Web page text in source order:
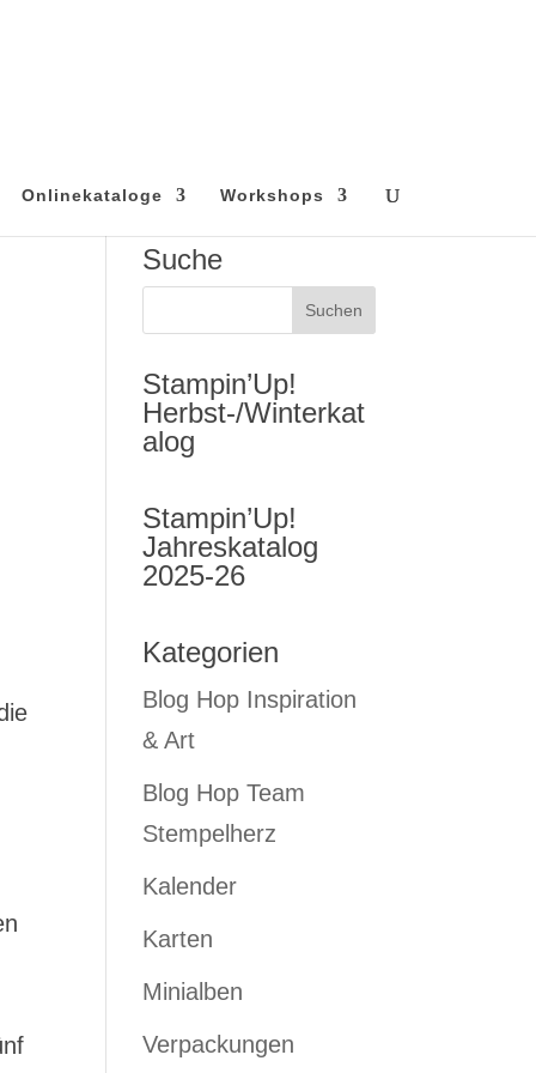
Onlinekataloge Workshops
Suche
Stampin’Up!
Herbst-/Winterkat
alog
Stampin’Up!
Jahreskatalog
2025-26
Kategorien
Blog Hop Inspiration
& Art
Blog Hop Team
Stempelherz
Kalender
Karten
Minialben
Verpackungen